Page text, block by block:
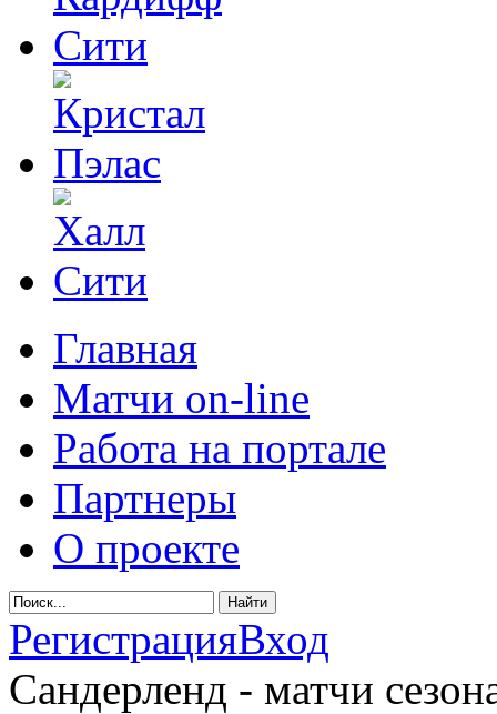
Главная
Матчи on-line
Работа на портале
Партнеры
О проекте
РегистрацияВход
Сандерленд - матчи